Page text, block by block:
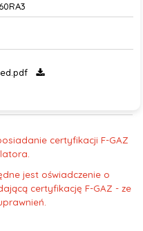
certyfikacji F-GAZ
jest oświadczenie o
certyfikację F-GAZ - ze